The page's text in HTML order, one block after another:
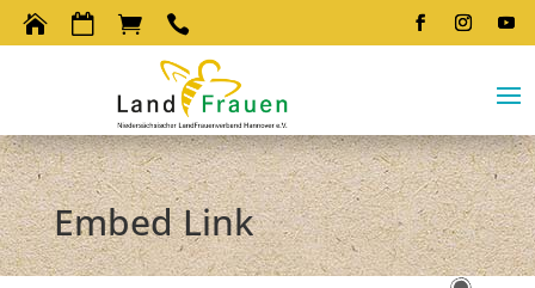
   
Embed Link